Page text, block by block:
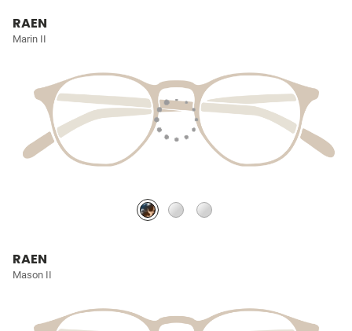
RAEN
Marin II
RAEN
Mason II